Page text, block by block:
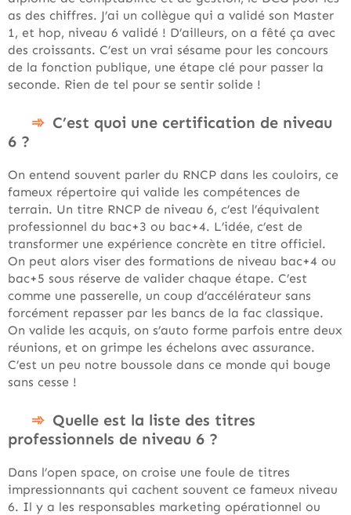
as des chiffres. J’ai un collègue qui a validé son Master
1, et hop, niveau 6 validé ! D’ailleurs, on a fêté ça avec
des croissants. C’est un vrai sésame pour les concours
de la fonction publique, une étape clé pour passer la
seconde. Rien de tel pour se sentir solide !
C’est quoi une certification de niveau
6 ?
On entend souvent parler du RNCP dans les couloirs, ce
fameux répertoire qui valide les compétences de
terrain. Un titre RNCP de niveau 6, c’est l’équivalent
professionnel du bac+3 ou bac+4. L’idée, c’est de
transformer une expérience concrète en titre officiel.
On peut alors viser des formations de niveau bac+4 ou
bac+5 sous réserve de valider chaque étape. C’est
comme une passerelle, un coup d’accélérateur sans
forcément repasser par les bancs de la fac classique.
On valide les acquis, on s’auto forme parfois entre deux
réunions, et on grimpe les échelons avec assurance.
C’est un peu notre boussole dans ce monde qui bouge
sans cesse !
Quelle est la liste des titres
professionnels de niveau 6 ?
Dans l’open space, on croise une foule de titres
impressionnants qui cachent souvent ce fameux niveau
6. Il y a les responsables marketing opérationnel ou